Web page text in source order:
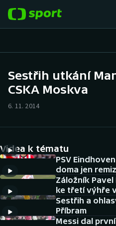
Hokej
Cyklistika
DALŠÍ SPORTY
Americký fotbal
NEPŘEHLÉDNĚTE
Sestřih utkání
CSKA Moskva
6. 11. 2014
Videa k tématu
PSV
doma jen
Záložník
ke třetí výhře
Sestřih a
Příbram
Messi dal